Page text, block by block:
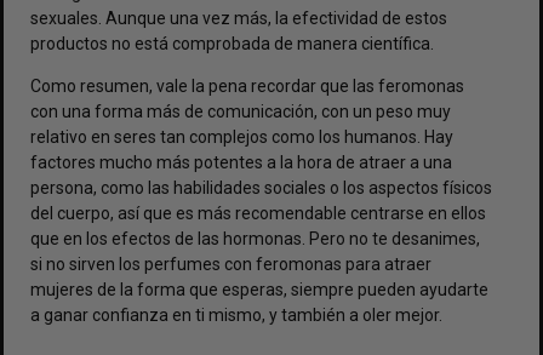
sexuales. Aunque una vez más, la efectividad de estos
productos no está comprobada de manera científica.
Como resumen, vale la pena recordar que las feromonas
con una forma más de comunicación, con un peso muy
relativo en seres tan complejos como los humanos. Hay
factores mucho más potentes a la hora de atraer a una
persona, como las habilidades sociales o los aspectos físicos
del cuerpo, así que es más recomendable centrarse en ellos
que en los efectos de las hormonas. Pero no te desanimes,
si no sirven los perfumes con feromonas para atraer
mujeres de la forma que esperas, siempre pueden ayudarte
a ganar confianza en ti mismo, y también a oler mejor.